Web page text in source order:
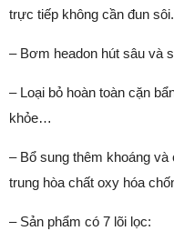
trực tiếp không cần đun sôi.
– Bơm headon hút sâu và
– Loại bỏ hoàn toàn cặn
khỏe…
– Bổ sung thêm khoáng
trung hòa chất oxy hóa
– Sản phẩm có 7 lõi lọc: